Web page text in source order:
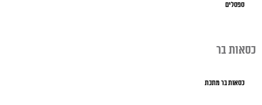
ספסלים
כסאות בר
כסאות בר מתכת